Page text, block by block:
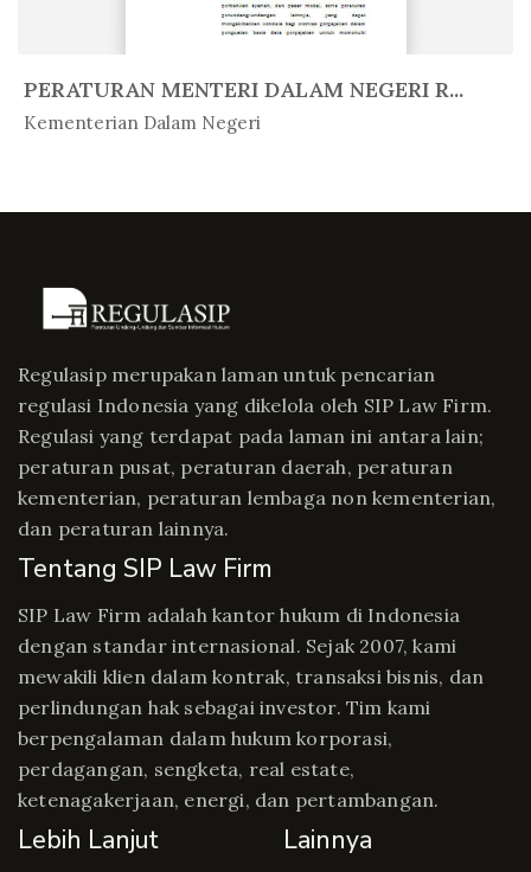
PERATURAN MENTERI DALAM NEGERI R...
Kementerian Dalam Negeri
In Peratur...
Regulasip merupakan laman untuk pencarian
regulasi Indonesia yang dikelola oleh SIP Law Firm.
Regulasi yang terdapat pada laman ini antara lain;
peraturan pusat, peraturan daerah, peraturan
kementerian, peraturan lembaga non kementerian,
dan peraturan lainnya.
Tentang SIP Law Firm
SIP Law Firm adalah kantor hukum di Indonesia
dengan standar internasional. Sejak 2007, kami
mewakili klien dalam kontrak, transaksi bisnis, dan
perlindungan hak sebagai investor. Tim kami
berpengalaman dalam hukum korporasi,
perdagangan, sengketa, real estate,
ketenagakerjaan, energi, dan pertambangan.
Lebih Lanjut Lainnya